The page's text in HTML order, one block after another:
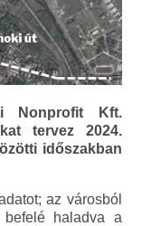
Nonprofit Kft.
tervez 2024.
időszakban
az városból
haladva a